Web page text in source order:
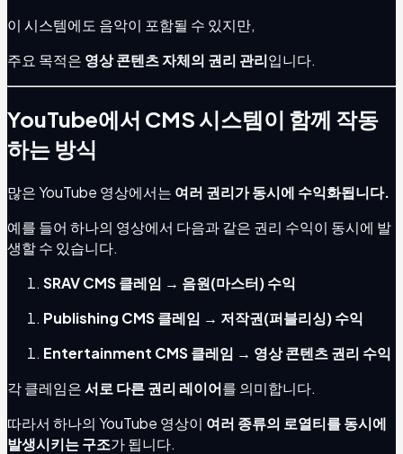
이 시스템에도 음악이 포함될 수 있지만,
주요 목적은 영상 콘텐츠 자체의 권리 관리입니다.
YouTube에서 CMS 시스템이 함께 작동
하는 방식
많은 YouTube 영상에서는 여러 권리가 동시에 수익화됩니다.
예를 들어 하나의 영상에서 다음과 같은 권리 수익이 동시에 발
생할 수 있습니다.
SRAV CMS 클레임 → 음원(마스터) 수익
Publishing CMS 클레임 → 저작권(퍼블리싱) 수익
Entertainment CMS 클레임 → 영상 콘텐츠 권리 수익
각 클레임은서로 다른 권리 레이어를 의미합니다.
따라서 하나의 YouTube 영상이 여러 종류의 로열티를 동시에
발생시키는 구조가 됩니다.